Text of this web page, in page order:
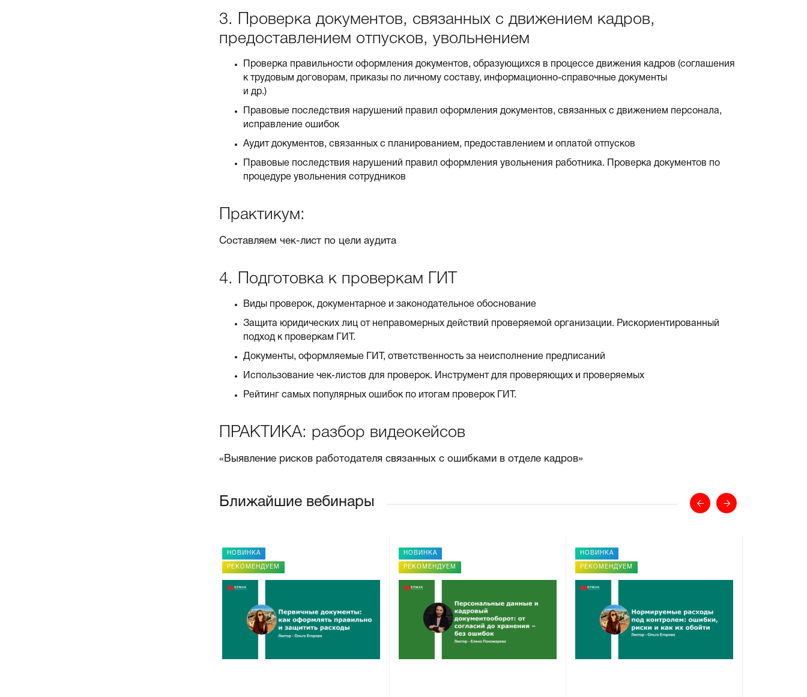
3. Проверка документов, связанных с движением кадров,
предоставлением отпусков, увольнением
Проверка правильности оформления документов, образующихся в процессе движения кадров (соглашения
к трудовым договорам, приказы по личному составу, информационно-справочные документы
и др.)
Правовые последствия нарушений правил оформления документов, связанных с движением персонала,
исправление ошибок
Аудит документов, связанных с планированием, предоставлением и оплатой отпусков
Правовые последствия нарушений правил оформления увольнения работника. Проверка документов по
процедуре увольнения сотрудников
Практикум:
Составляем чек-лист по цели аудита
4. Подготовка к проверкам ГИТ
Виды проверок, документарное и законодательное обоснование
Защита юридических лиц от неправомерных действий проверяемой организации. Рискориентированный
подход к проверкам ГИТ.
Документы, оформляемые ГИТ, ответственность за неисполнение предписаний
Использование чек-листов для проверок. Инструмент для проверяющих и проверяемых
Рейтинг самых популярных ошибок по итогам проверок ГИТ.
ПРАКТИКА: разбор видеокейсов
«Выявление рисков работодателя связанных с ошибками в отделе кадров»
Ближайшие вебинары
НОВИНКА
РЕКОМЕНДУЕМ
НОВИНКА
РЕКОМЕНДУЕМ
НОВИНКА
РЕКОМЕНДУЕМ